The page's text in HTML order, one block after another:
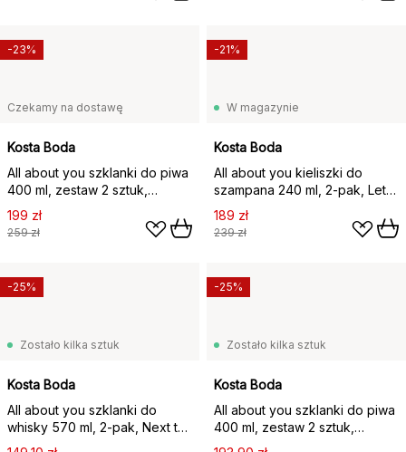
Czekamy na dostawę
Kosta Boda
All about you szklanki do piwa
400 ml, zestaw 2 sztuk,
Cheers to you
199 zł
259 zł
-23%
W magazynie
Kosta Boda
All about you kieliszki do
szampana 240 ml, 2‑pak, Let's
celebrate you
189 zł
239 zł
-21%
Zostało kilka sztuk
Kosta Boda
All about you szklanki do
whisky 570 ml, 2‑pak, Next to
you
-25%
Zostało kilka sztuk
Kosta Boda
All about you szklanki do piwa
400 ml, zestaw 2 sztuk,
Celebrate him
-25%